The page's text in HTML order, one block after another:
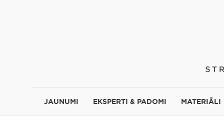
JAUNUMI EKSPERTI & PADOMI MATERIĀLI